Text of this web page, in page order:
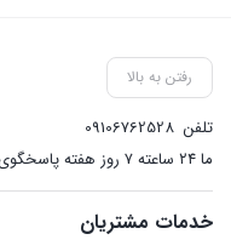
رفتن به بالا
تلفن 09106762528
ما ۲۴ ساعته ۷ روز هفته پاسخگوی شما هستیم.
خدمات مشتریان